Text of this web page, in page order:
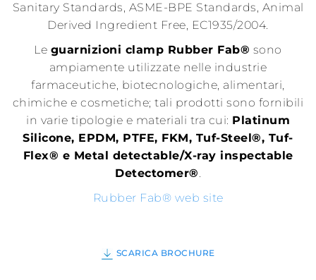
Sanitary Standards, ASME-BPE Standards, Animal
Derived Ingredient Free, EC1935/2004.
Le guarnizioni clamp Rubber Fab® sono
ampiamente utilizzate nelle industrie
farmaceutiche, biotecnologiche, alimentari,
chimiche e cosmetiche; tali prodotti sono fornibili
in varie tipologie e materiali tra cui: Platinum
Silicone, EPDM, PTFE, FKM, Tuf-Steel®, Tuf-
Flex® e Metal detectable/X-ray inspectable
Detectomer®.
Rubber Fab® web site
SCARICA BROCHURE